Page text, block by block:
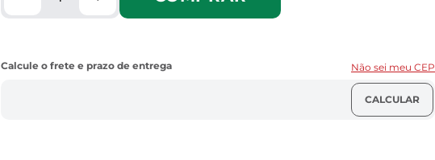
Não sei meu CEP